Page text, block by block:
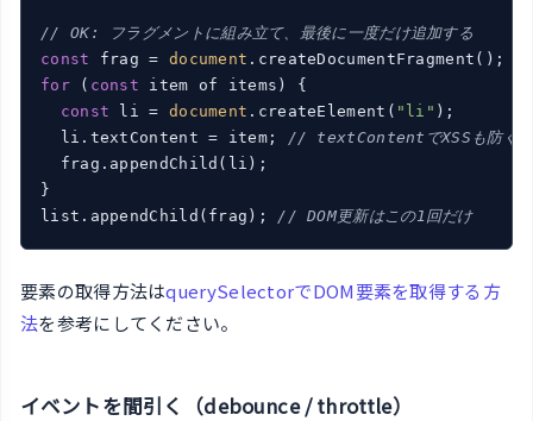
// OK: フラグメントに組み立て、最後に一度だけ追加する
const frag = document
for ( const item of items) {
const li = document .createElement( "li" );
  li.textContent = item;
// textContentでXSSも防ぐ
  frag.appendChild(li);
}
list.appendChild(frag); // DOM更新はこの1回だけ
要素の取得方法はquerySelectorでDOM要素を取得する方
法を参考にしてください。
イベントを間引く（debounce / throttle）